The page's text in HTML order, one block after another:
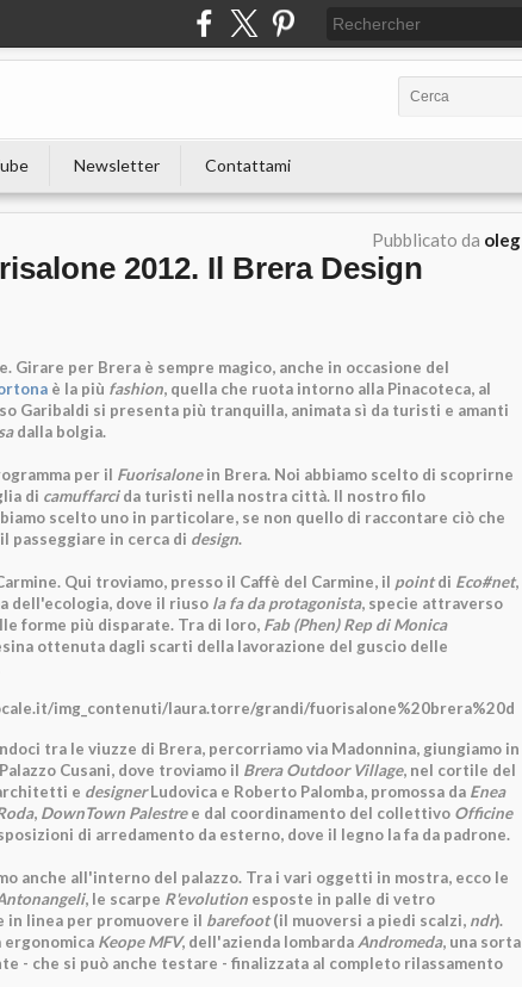
Newsletter Contattami
Pubblicato da oleg
2012. Il Brera Design
Girare per Brera è sempre magico, anche in occasione del
è la più fashion, quella che ruota intorno alla Pinacoteca, al
Garibaldi si presenta più tranquilla, animata sì da turisti e amanti
dalla bolgia.
per il Fuorisalonein Brera. Noi abbiamo scelto di scoprirne
di camuffarcida turisti nella nostra città. Il nostro filo
scelto uno in particolare, se non quello di raccontare ciò che
passeggiare in cerca di design.
Qui troviamo, presso il Caffè del Carmine, il pointdi Eco#net,
dell'ecologia, dove il riuso la fa da protagonista, specie attraverso
forme più disparate. Tra di loro, Fab (Phen) Rep di Monica
ottenuta dagli scarti della lavorazione del guscio delle
tra le viuzze di Brera, percorriamo via Madonnina, giungiamo in
Cusani, dove troviamo il Brera Outdoor Village, nel cortile del
e designerLudovica e Roberto Palomba, promossa da Enea
, DownTown Palestree dal coordinamento del collettivo Officine
di arredamento da esterno, dove il legno la fa da padrone.
anche all'interno del palazzo. Tra i vari oggetti in mostra, ecco le
, le scarpe R'evolution esposte in palle di vetro
linea per promuovere il barefoot(il muoversi a piedi scalzi, ndr).
Keope MFV, dell'azienda lombarda Andromeda, una sorta
- che si può anche testare - finalizzata al completo rilassamento